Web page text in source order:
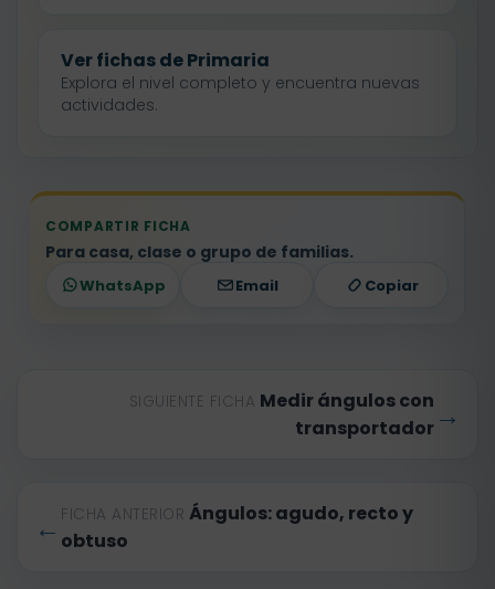
Ver fichas de Primaria
Explora el nivel completo y encuentra nuevas
actividades.
COMPARTIR FICHA
Para casa, clase o grupo de familias.
WhatsApp Email Copiar
← FICHA ANTERIOR Ángulos: agudo, recto y
obtuso
SIGUIENTE FICHA Medir ángulos con
transportador →